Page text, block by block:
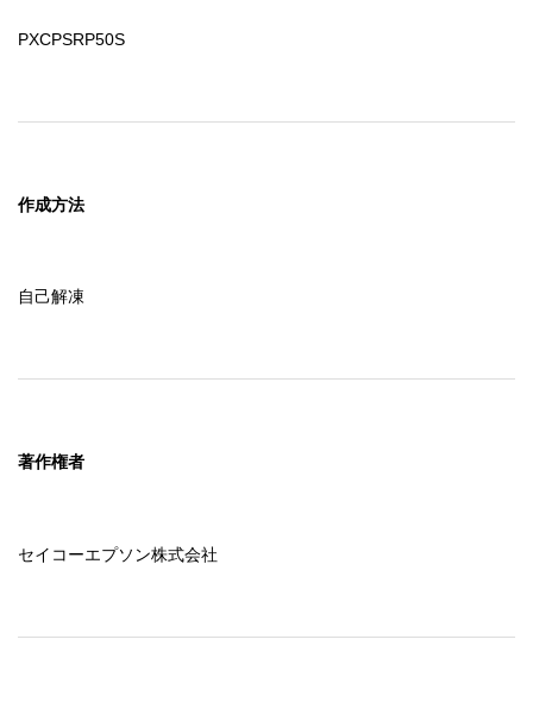
PXCPSRP50S
作成方法
自己解凍
著作権者
セイコーエプソン株式会社